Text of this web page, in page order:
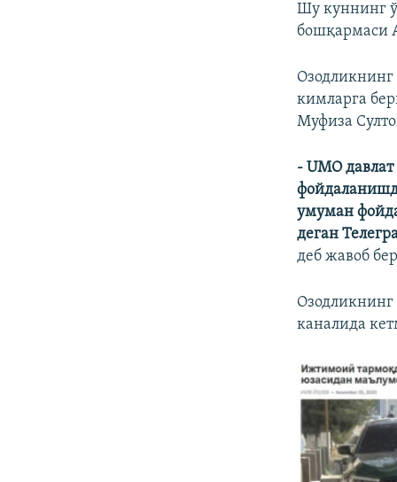
Шу куннинг
бошқармаси
Озодликнинг
кимларга
Муфиза
- UMO
умуман
деган
деб жавоб
Озодликнинг
каналида